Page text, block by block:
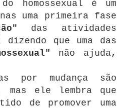
homossexual é um
uma primeira fase
das atividades
que uma das
não ajuda,
por mudança são
mas ele lembra que
de promover uma